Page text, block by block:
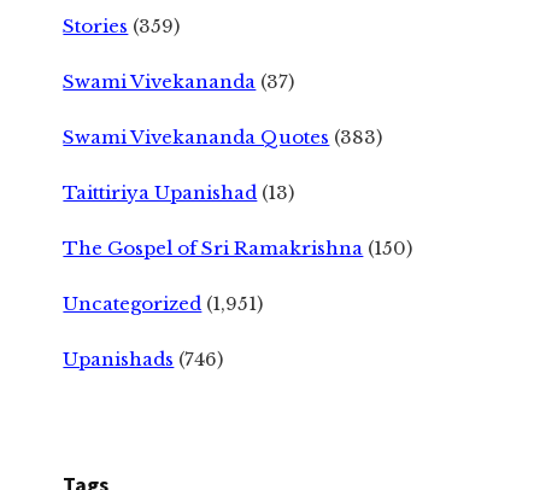
Stories (359)
Swami Vivekananda (37)
Swami Vivekananda Quotes (383)
Taittiriya Upanishad (13)
The Gospel of Sri Ramakrishna (150)
Uncategorized (1,951)
Upanishads (746)
Tags